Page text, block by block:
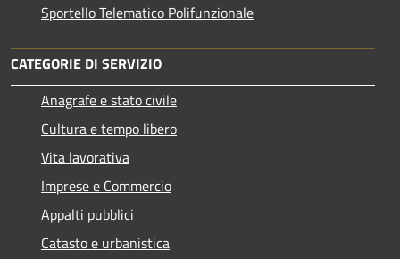
Sportello Telematico Polifunzionale
CATEGORIE DI SERVIZIO
Anagrafe e stato civile
Cultura e tempo libero
Vita lavorativa
Imprese e Commercio
Appalti pubblici
Catasto e urbanistica